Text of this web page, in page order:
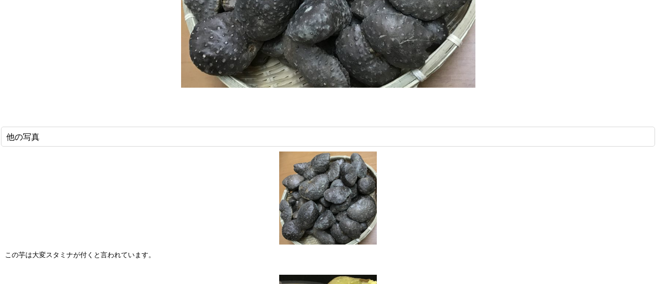
他の写真
この芋は大変スタミナが付くと言われています。